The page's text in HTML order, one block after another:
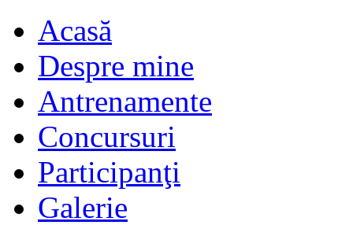
Acasă
Despre mine
Antrenamente
Concursuri
Participanţi
Galerie